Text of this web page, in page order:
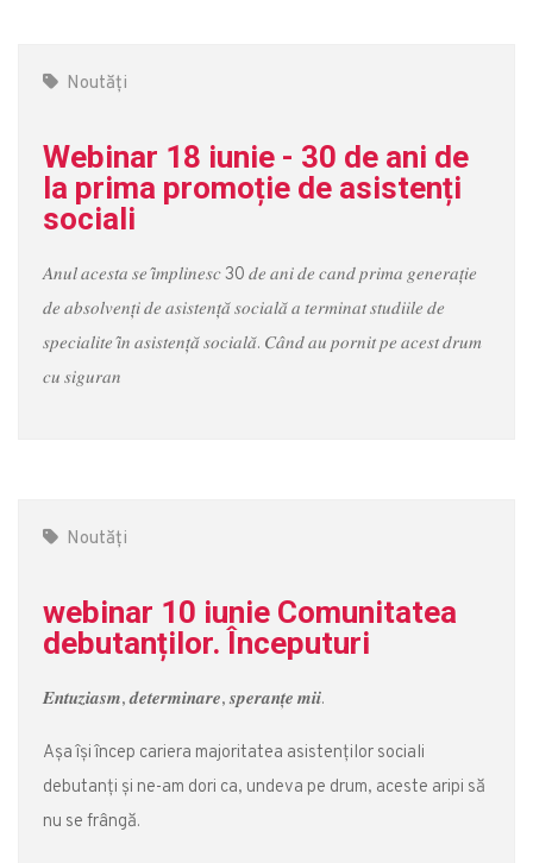
Noutăți
Webinar 18 iunie - 30 de ani de
la prima promoție de asistenți
sociali
𝐴𝑛𝑢𝑙 𝑎𝑐𝑒𝑠𝑡𝑎 𝑠𝑒 𝑖̂𝑚𝑝𝑙𝑖𝑛𝑒𝑠𝑐 30 𝑑𝑒 𝑎𝑛𝑖 𝑑𝑒 𝑐𝑎𝑛𝑑 𝑝𝑟𝑖𝑚𝑎 𝑔𝑒𝑛𝑒𝑟𝑎𝑡̦𝑖𝑒
𝑑𝑒 𝑎𝑏𝑠𝑜𝑙𝑣𝑒𝑛𝑡̦𝑖 𝑑𝑒 𝑎𝑠𝑖𝑠𝑡𝑒𝑛𝑡̦𝑎̆ 𝑠𝑜𝑐𝑖𝑎𝑙𝑎̆ 𝑎 𝑡𝑒𝑟𝑚𝑖𝑛𝑎𝑡 𝑠𝑡𝑢𝑑𝑖𝑖𝑙𝑒 𝑑𝑒
𝑠𝑝𝑒𝑐𝑖𝑎𝑙𝑖𝑡𝑒 𝑖̂𝑛 𝑎𝑠𝑖𝑠𝑡𝑒𝑛𝑡̦𝑎̆ 𝑠𝑜𝑐𝑖𝑎𝑙𝑎̆. 𝐶𝑎̂𝑛𝑑 𝑎𝑢 𝑝𝑜𝑟𝑛𝑖𝑡 𝑝𝑒 𝑎𝑐𝑒𝑠𝑡 𝑑𝑟𝑢𝑚
𝑐𝑢 𝑠𝑖𝑔𝑢𝑟𝑎𝑛
Noutăți
webinar 10 iunie Comunitatea
debutanților. Începuturi
𝑬𝒏𝒕𝒖𝒛𝒊𝒂𝒔𝒎, 𝒅𝒆𝒕𝒆𝒓𝒎𝒊𝒏𝒂𝒓𝒆, 𝒔𝒑𝒆𝒓𝒂𝒏𝒕̦𝒆 𝒎𝒊𝒊.
Așa își încep cariera majoritatea asistenților sociali
debutanți și ne-am dori ca, undeva pe drum, aceste aripi să
nu se frângă.